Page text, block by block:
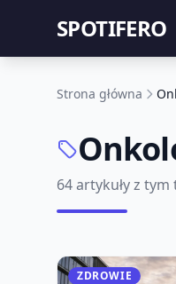
SPOTIFERO
Strona główna
64 artykuły z tym
ZDROWIE